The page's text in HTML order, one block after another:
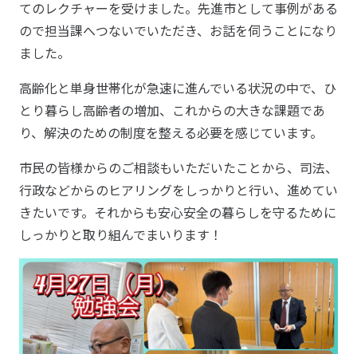
てのレクチャーを受けました。先進市として事例がある
ので担当課へつないでいただき、お話を伺うことになり
ました。
高齢化と単身世帯化が急速に進んでいる状況の中で、ひ
とり暮らし高齢者の増加、これからの大きな課題であ
り、解決のための制度を整える必要を感じています。
市民の皆様からのご相談もいただいたことから、司法、
行政などからのヒアリングをしっかりと行い、進めてい
きたいです。それからも安心安全の暮らしを守るために
しっかりと取り組んでまいります！